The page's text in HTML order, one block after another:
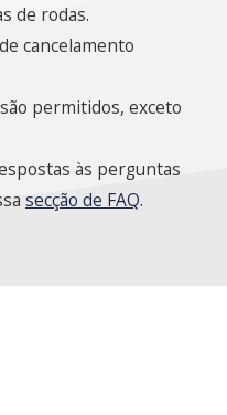
de rodas.
cancelamento
permitidos, exceto
às perguntas
secção de FAQ.